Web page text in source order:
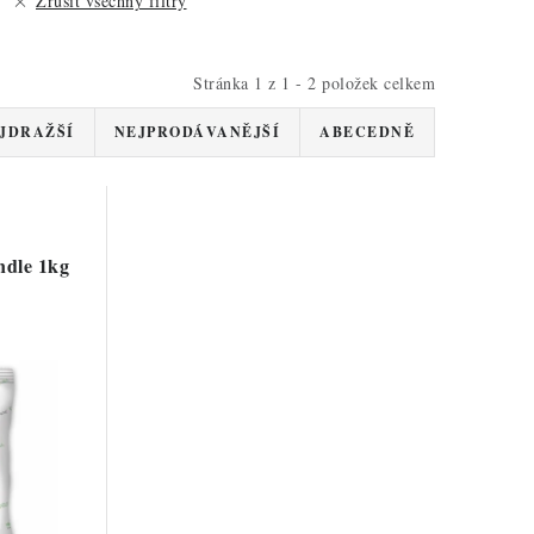
Stránka 1 z 1 - 2 položek celkem
NEJPRODÁVANĚJŠÍ ABECEDNĚ
1kg